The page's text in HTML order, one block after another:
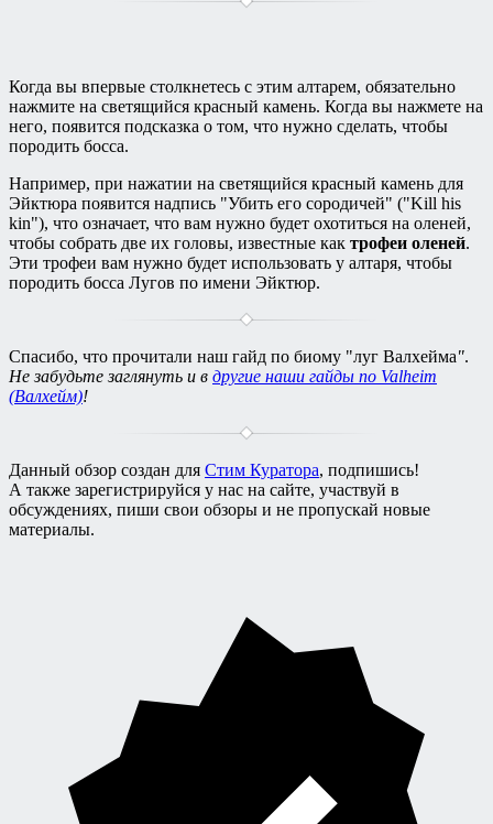
Когда вы впервые столкнетесь с этим алтарем, обязательно
нажмите на светящийся красный камень. Когда вы нажмете на
него, появится подсказка о том, что нужно сделать, чтобы
породить босса.
Например, при нажатии на светящийся красный камень для
Эйктюра появится надпись "Убить его сородичей" ("Kill his
kin"), что означает, что вам нужно будет охотиться на оленей,
чтобы собрать две их головы, известные как трофеи оленей.
Эти трофеи вам нужно будет использовать у алтаря, чтобы
породить босса Лугов по имени Эйктюр.
Спасибо, что прочитали наш гайд по биому "луг Валхейма".
Не забудьте заглянуть и в другие наши гайды по Valheim
(Валхейм)!
Данный обзор создан для Стим Куратора, подпишись!
А также зарегистрируйся у нас на сайте, участвуй в
обсуждениях, пиши свои обзоры и не пропускай новые
материалы.